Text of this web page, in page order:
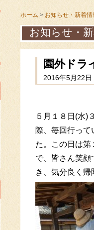
ホーム > お知らせ・新着情
お知らせ・
園外ド
2016年5月22日
５月１８日(水)
際、毎回行っ
た。この日は
で、皆さん笑
き、気分良く